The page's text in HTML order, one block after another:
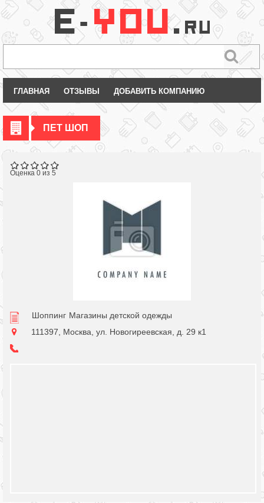
ГЛАВНАЯ ОТЗЫВЫ ДОБАВИТЬ КОМПАНИЮ
ПЕТ ШОП
Оценка 0 из 5
Шоппинг Магазины детской одежды
111397, Москва, ул. Новогиреевская, д. 29 к1